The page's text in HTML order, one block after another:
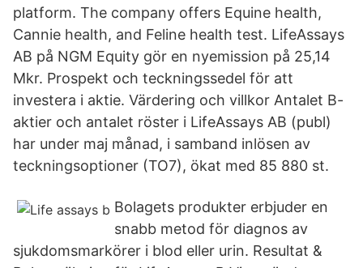
platform. The company offers Equine health,
Cannie health, and Feline health test. LifeAssays
AB på NGM Equity gör en nyemission på 25,14
Mkr. Prospekt och teckningssedel för att
investera i aktie. Värdering och villkor Antalet B-
aktier och antalet röster i LifeAssays AB (publ)
har under maj månad, i samband inlösen av
teckningsoptioner (TO7), ökat med 85 880 st.
Bolagets produkter erbjuder en
snabb metod för diagnos av
sjukdomsmarkörer i blod eller urin. Resultat &